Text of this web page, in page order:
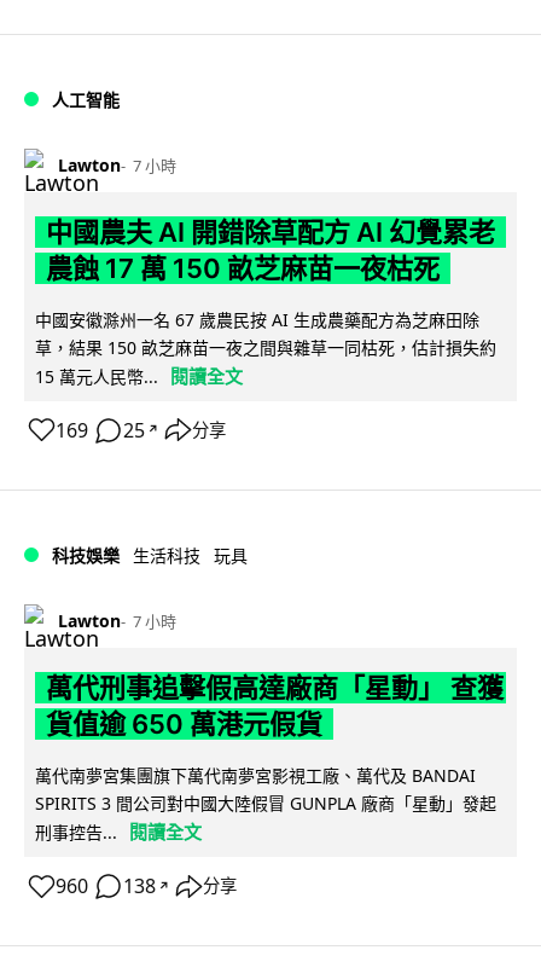
人工智能
Lawton 7 小時
中國農夫 AI 開錯除草配方 AI 幻覺累老
農蝕 17 萬 150 畝芝麻苗一夜枯死
中國安徽滁州一名 67 歲農民按 AI 生成農藥配方為芝麻田除
草，結果 150 畝芝麻苗一夜之間與雜草一同枯死，估計損失約
15 萬元人民幣...
閱讀全文
169 25 ↗ 分享
科技娛樂 生活科技 玩具
Lawton 7 小時
萬代刑事追擊假高達廠商「星動」 查獲
貨值逾 650 萬港元假貨
萬代南夢宮集團旗下萬代南夢宮影視工廠、萬代及 BANDAI
SPIRITS 3 間公司對中國大陸假冒 GUNPLA 廠商「星動」發起
刑事控告...
閱讀全文
960 138 ↗ 分享